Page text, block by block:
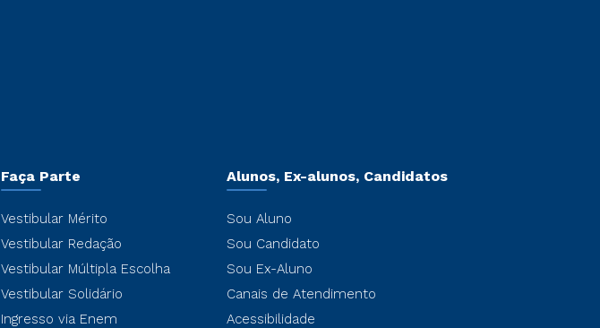
Faça Parte
Vestibular Mérito
Vestibular Redação
Vestibular Múltipla Escolha
Vestibular Solidário
Ingresso via Enem
Alunos, Ex-alunos, Candidatos
Sou Aluno
Sou Candidato
Sou Ex-Aluno
Canais de Atendimento
Acessibilidade